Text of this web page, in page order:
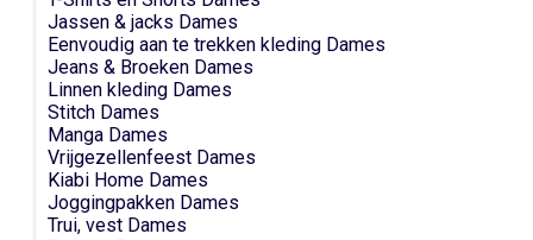
Jassen & jacks Dames
Eenvoudig aan te trekken kleding Dames
Jeans & Broeken Dames
Linnen kleding Dames
Stitch Dames
Manga Dames
Vrijgezellenfeest Dames
Kiabi Home Dames
Joggingpakken Dames
Trui, vest Dames